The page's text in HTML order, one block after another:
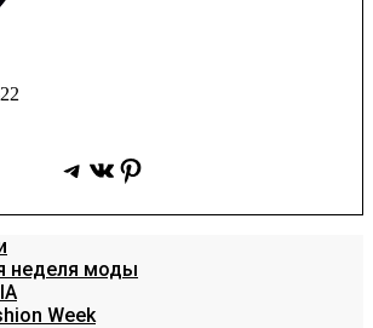
Telegram
ВКонтакте
Pinterest
неделя моды
Week